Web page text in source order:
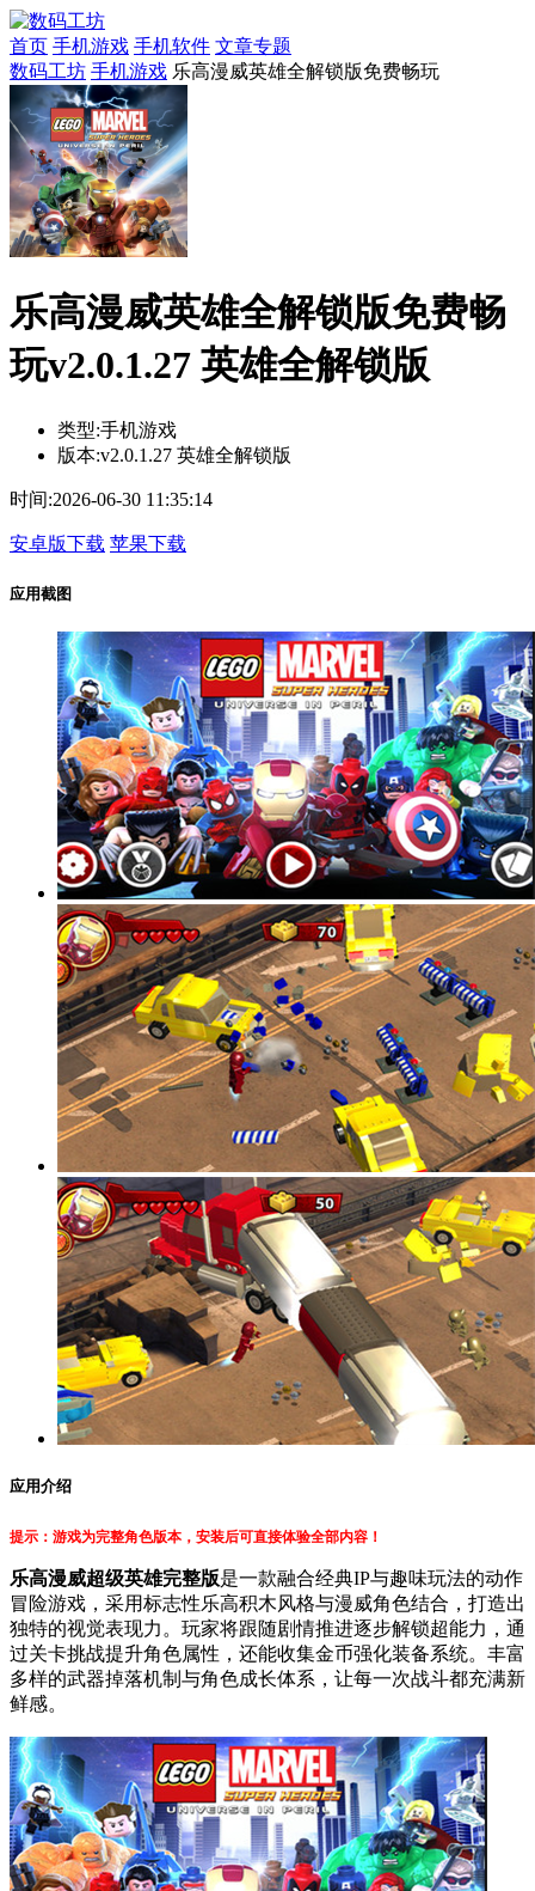
首页 手机游戏 手机软件 文章专题
数码工坊 手机游戏 乐高漫威英雄全解锁版免费畅玩
乐高漫威英雄全解锁版免费畅
玩v2.0.1.27 英雄全解锁版
类型:手机游戏
版本:v2.0.1.27 英雄全解锁版
时间:2026-06-30 11:35:14
安卓版下载 苹果下载
应用截图
应用介绍
提示：游戏为完整角色版本，安装后可直接体验全部内容！
乐高漫威超级英雄完整版是一款融合经典IP与趣味玩法的动作
冒险游戏，采用标志性乐高积木风格与漫威角色结合，打造出
独特的视觉表现力。玩家将跟随剧情推进逐步解锁超能力，通
过关卡挑战提升角色属性，还能收集金币强化装备系统。丰富
多样的武器掉落机制与角色成长体系，让每一次战斗都充满新
鲜感。